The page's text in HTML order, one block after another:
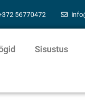
56770472
Sisustus